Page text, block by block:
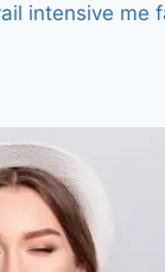
intensive me